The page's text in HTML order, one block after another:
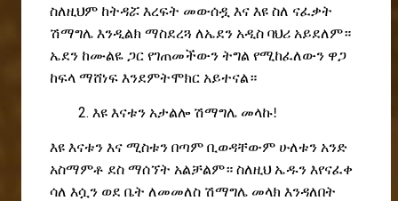
ስለዚህም ከትዳሯ እረፍት መውሰዷ እና እዩ ስለ ናፈቃት
ሽማግሌ እንዲልክ ማስደረጓ ለኤደን አዲስ ባህሪ አይደለም።
ኤደን ከሙልዬ ጋር የገጠመችውን ትግል የሚከፈለውን ዋጋ
ከፍላ ማሸነፍ እንደምትሞክር አይተናል።
እዩ እናቱን አታልሎ ሽማግሌ መላኩ!
እዩ እናቱን እና ሚስቱን በጣም ቢወዳቸውም ሁለቱን አንድ
አስማምቶ ደስ ማሰኘት አልቻልም። ስለዚህ ኤዱን እየናፈቀ
ሳለ እሷን ወደ ቤት ለመመለስ ሽማግሌ መላክ እንዳለበት